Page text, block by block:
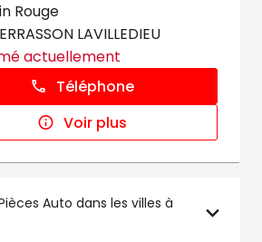
Rouge
LAVILLEDIEU
actuellement
Téléphone
Voir plus
Auto dans les villes à